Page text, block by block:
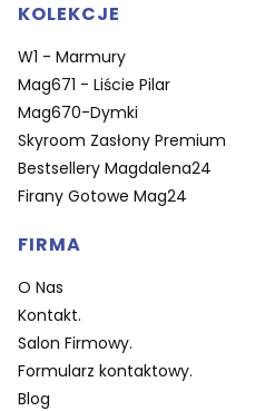
KOLEKCJE
W1 - Marmury
Mag671 - Liście Pilar
Mag670-Dymki
Skyroom Zasłony Premium
Bestsellery Magdalena24
Firany Gotowe Mag24
FIRMA
O Nas
Kontakt.
Salon Firmowy.
Formularz kontaktowy.
Blog